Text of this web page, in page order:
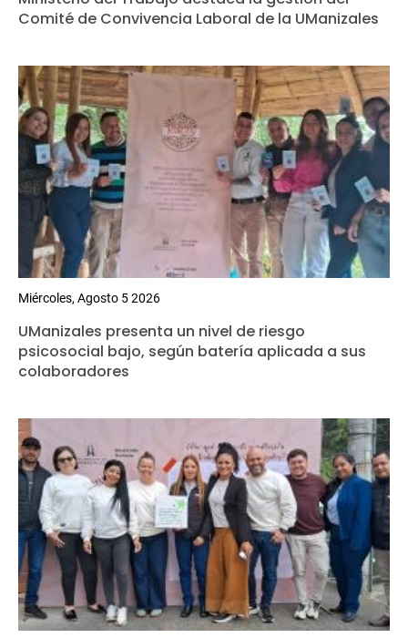
Comité de Convivencia Laboral de la UManizales
Miércoles, Agosto 5 2026
UManizales presenta un nivel de riesgo
psicosocial bajo, según batería aplicada a sus
colaboradores